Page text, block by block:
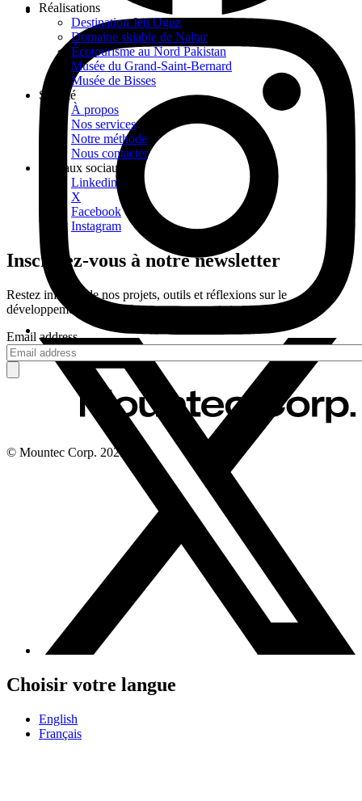
Choisir votre langue
English
Français
Réalisations
Destination Jeti Oguz
Domaine skiable de Naltar
Écotourisme au Nord Pakistan
Musée du Grand-Saint-Bernard
Musée de Bisses
Société
À propos
Nos services
Notre méthode
Nous contacter
Réseaux sociaux
Linkedin
X
Facebook
Instagram
Inscrivez-vous à notre newsletter
Restez informé de nos projets, outils et réflexions sur le
développement territorial.
Email address
© Mountec Corp. 2025